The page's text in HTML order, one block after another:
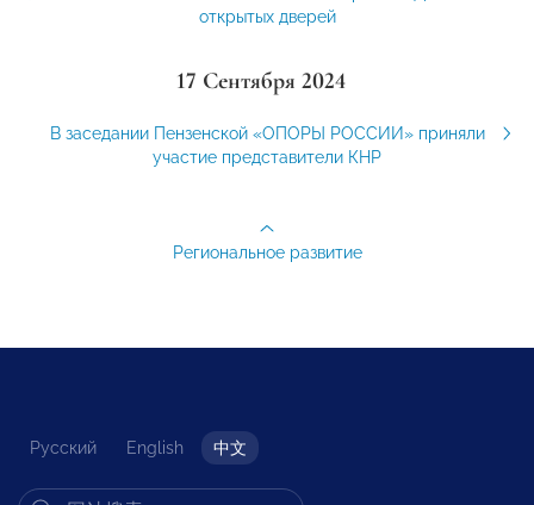
открытых дверей
17 Сентября 2024
В заседании Пензенской «ОПОРЫ РОССИИ» приняли
участие представители КНР
Региональное развитие
Русский English 中文